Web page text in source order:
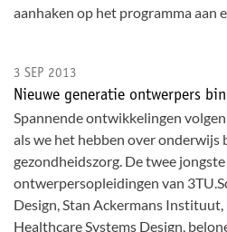
aanhaken op het programma aan
3 SEP 2013
Nieuwe generatie ontwerpers
Spannende ontwikkelingen
als we het hebben over onderwijs
gezondheidszorg. De twee
ontwerpersopleidingen van
Design, Stan Ackermans
Healthcare Systems Design,